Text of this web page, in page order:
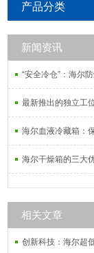
产品分类
新闻资讯
“安全冷仓”：海尔
最新推出的独立工
海尔血液冷藏箱：
海尔干燥箱的三大
相关文章
创新科技：海尔超